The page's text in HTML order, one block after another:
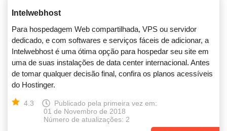
Intelwebhost
Para hospedagem Web compartilhada, VPS ou servidor
dedicado, e com softwares e serviços fáceis de adicionar, a
Intelwebhost é uma ótima opção para hospedar seu site em
uma de suas instalações de data center internacional. Antes
de tomar qualquer decisão final, confira os planos acessíveis
do Hostinger.
4.3
Publicado pela primeira vez em:
01 de Novembro de 2018
Número de atualizações: 2